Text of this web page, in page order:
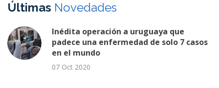
Últimas Novedades
Inédita operación a uruguaya que
padece una enfermedad de solo 7 casos
en el mundo
07 Oct 2020